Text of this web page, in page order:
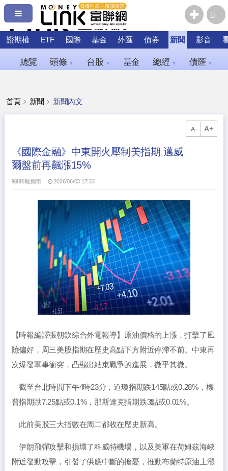
證期權 ETF 國際 基金 外匯 債券 新聞 影音
總覽 頭條 ▼ 台股 ▼ 基金 總經 ▼ 債匯 ▼
首頁 新聞 新聞內文
A- A+
《國際金融》中東開火壓制美指期 邁威
爾盤前再飆漲15%
時報新聞 2026/06/03 17:33
【時報編譯張朝欽綜合外電報導】原油價格的上漲，打擊了風
險偏好，周三美股指期在歷史高點下方附近停滯不前。中東再
次爆發軍事衝突，凸顯出結束戰爭的進展，微乎其微。
截至台北時間下午4時23分，道瓊指期跌145點或0.28%，標
普指期跌7.25點或0.1%，那斯達克指期跌3點或0.01%。
此前美股三大指數在周二都收在歷史新高。
伊朗飛彈攻擊和損壞了科威特機場，以及美軍在荷姆茲海峽
附近發動攻擊，引發了供應中斷的擔憂，推動布蘭特原油上漲